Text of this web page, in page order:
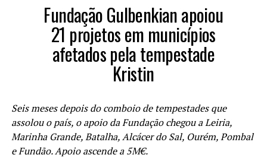
Fundação Gulbenkian apoiou
21 projetos em municípios
afetados pela tempestade
Kristin
Seis meses depois do comboio de tempestades que
assolou o país, o apoio da Fundação chegou a Leiria,
Marinha Grande, Batalha, Alcácer do Sal, Ourém, Pombal
e Fundão. Apoio ascende a 5M€.